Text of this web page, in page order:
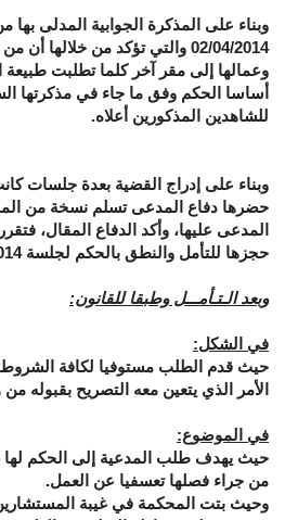
وبناء على المذكرة الجوابية المدلى بها
02/04/2014 والتي تؤكد من
وعمالها إلى مقر آخر كلما تطلبت
أساسا الحكم وفق ما جاء في مذكرتها
للشاهدين المذكورين أعلاه.
حضرها دفاع المدعى تسلم نسخة من
المدعى عليها، وأكد الدفاع المقال،
حجزها للتأمل والنطق بالحكم لجلسة 16/04/2014 .
وبعد الـتـأمـــل وطبقا للقانون:
في الشكل:
حيث قدم الطلب مستوفيا لكافة الشروط
الأمر الذي يتعين معه التصريح بقبوله من
في الموضوع:
حيث يهدف طلب المدعية إلى الحكم لها
من جراء فصلها تعسفيا عن العمل.
وحيث بتت المحكمة في غيبة